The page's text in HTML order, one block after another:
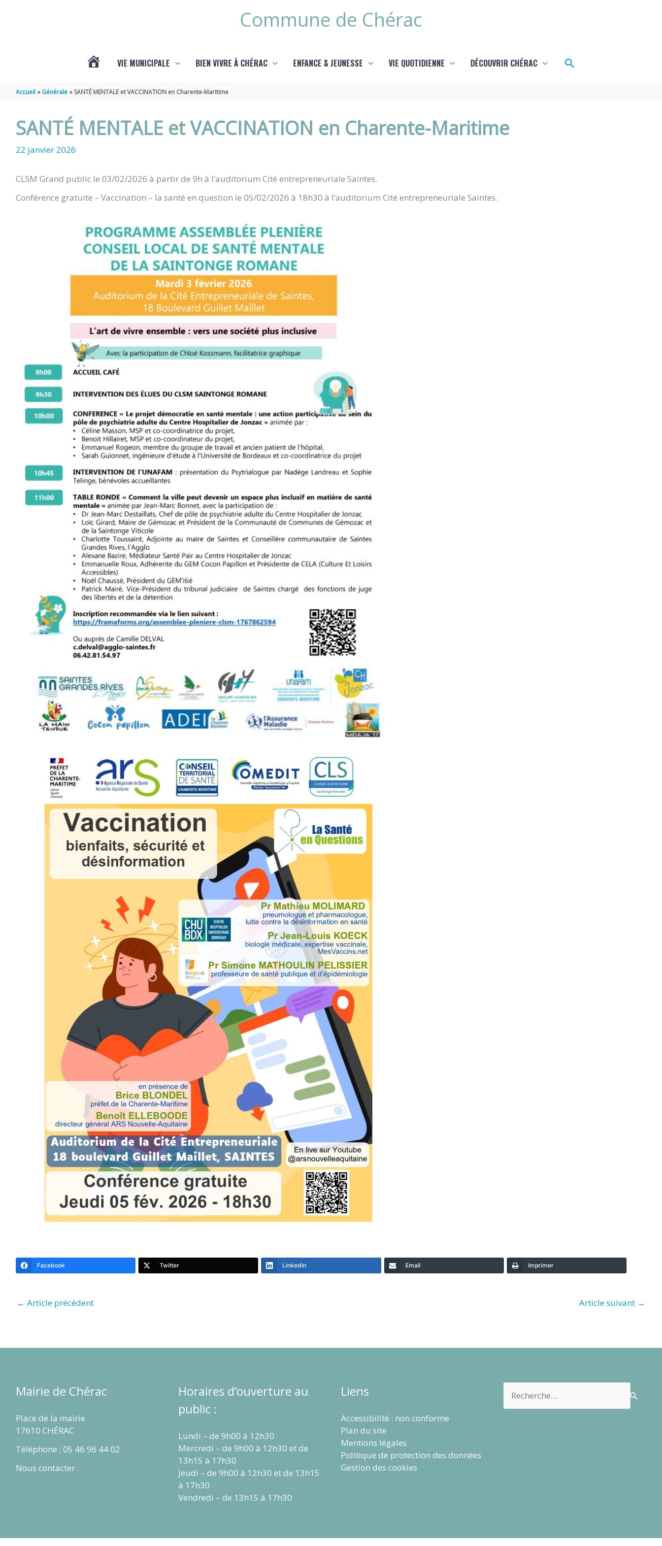
Commune de Chérac
VIE MUNICIPALE BIEN VIVRE À CHÉRAC ENFANCE & JEUNESSE VIE QUOTIDIENNE DÉCOUVRIR CHÉRAC Rechercher
Accueil Générale SANTÉ MENTALE et VACCINATION en Charente-Maritime
SANTÉ MENTALE et VACCINATION en Charente-Maritime
22 janvier 2026
CLSM Grand public le 03/02/2026 à partir de 9h à l’auditorium Cité entrepreneuriale Saintes.
Conférence gratuite – Vaccination – la santé en question le 05/02/2026 à 18h30 à l’auditorium Cité entrepreneuriale Saintes.
Facebook Twitter LinkedIn Email Imprimer
← Article précédent Article suivant →
Mairie de Chérac
Place de la mairie
17610 CHÉRAC
Téléphone : 05 46 96 44 02
Nous contacter
Horaires d’ouverture au
public :
Lundi – de 9h00 à 12h30
Mercredi – de 9h00 à 12h30 et de
13h15 à 17h30
Jeudi – de 9h00 à 12h30 et de 13h15
à 17h30
Vendredi – de 13h15 à 17h30
Liens
Accessibilité : non conforme
Plan du site
Mentions légales
Politique de protection des données
Gestion des cookies